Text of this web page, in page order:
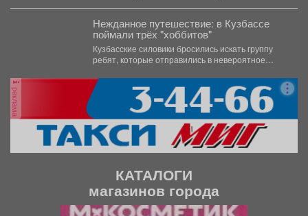
Нежданное путешествие: в Кузбассе
поймали трёх "хоббитов"
Кузбасские силовики бросились искать группу
ребят, которые отправились в невероятное
реклама
КАТАЛОГИ
магазинов города